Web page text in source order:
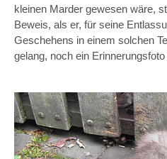
kleinen Marder gewesen wäre,
Beweis, als er, für seine
Geschehens in einem solchen
gelang, noch ein